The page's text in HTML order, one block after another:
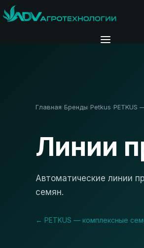
Главная› Бренды› Petkus› PETKUS
Линии
Автоматические линии
семян.
← PETKUS — комплексные